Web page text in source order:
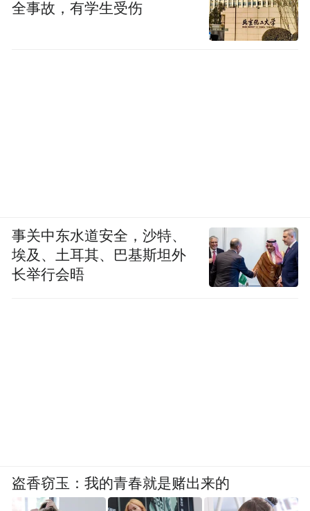
全事故，有学生受伤
事关中东水道安全，沙特、
埃及、土耳其、巴基斯坦外
长举行会晤
盗香窃玉：我的青春就是赌出来的